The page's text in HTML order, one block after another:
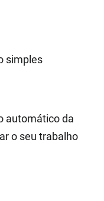
simples
automático da
o seu trabalho